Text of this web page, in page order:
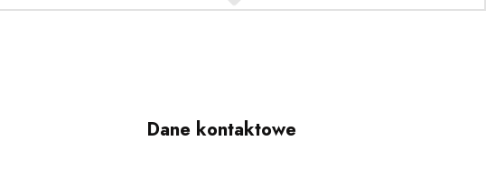
Dane kontaktowe